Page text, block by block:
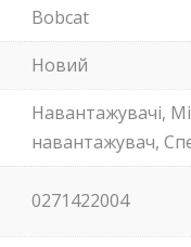
Bobcat
Новий
Навантажувачі,
навантажувач,
0271422004